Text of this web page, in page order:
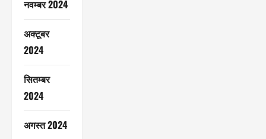
नवम्बर 2024
अक्टूबर
2024
सितम्बर
2024
अगस्त 2024